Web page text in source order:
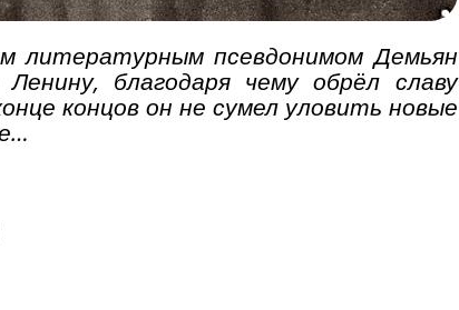
литературным псевдонимом Демьян
благодаря чему обрёл славу
концов он не сумел уловить новые